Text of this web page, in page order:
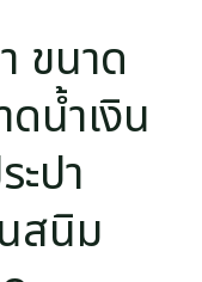
ขนาด
น้ำเงิน
ะปา
สนิม